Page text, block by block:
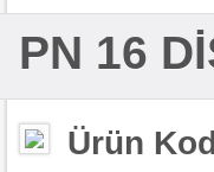
PN 16
Ürün